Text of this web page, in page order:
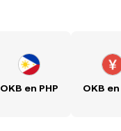
OKB en PHP OKB en